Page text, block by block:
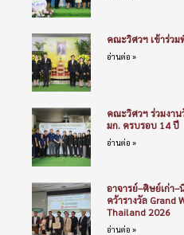
คณะวิศวฯ เข้าร่ว
อ่านต่อ »
คณะวิศวฯ ร่วมงา
มก. ครบรอบ 14 ปี
อ่านต่อ »
อาจารย์–ศิษย์เก่า
คว้ารางวัล Grand
Thailand 2026
อ่านต่อ »